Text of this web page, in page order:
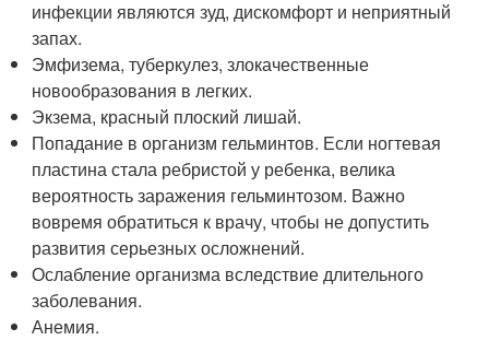
инфекции являются зуд, дискомфорт и неприятный
запах.
Эмфизема, туберкулез, злокачественные
новообразования в легких.
Экзема, красный плоский лишай.
Попадание в организм гельминтов. Если ногтевая
пластина стала ребристой у ребенка, велика
вероятность заражения гельминтозом. Важно
вовремя обратиться к врачу, чтобы не допустить
развития серьезных осложнений.
Ослабление организма вследствие длительного
заболевания.
Анемия.